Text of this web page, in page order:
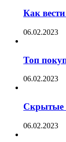
Как
06.02.2023
Топ
06.02.2023
Скрытые
06.02.2023